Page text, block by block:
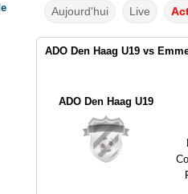
Aujourd'hui Live
ADO Den Haag U19 vs
ADO Den Haag U19